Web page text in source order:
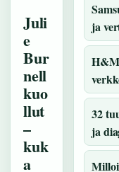
Juli
e
Bur
nell
kuo
llut
–
kuk
a
ja
32
ja